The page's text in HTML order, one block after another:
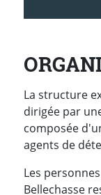
La structure
dirigée par
composée
agents de
Les
Bellechasse